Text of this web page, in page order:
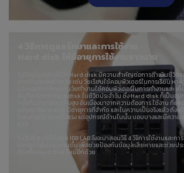
4 วิธีการดูแลรักษาและการใช้งาน
Hard disk ให้มีอายุการใช้งานยาวนาน
ในปัจจุบันกล่าวได้ว่า Hard disk มีความสำคัญต่อการดำเนินชีวิตแล
มากกับทุกเพศ ทุกวัย เช่น วัยเรียนใช้คอมพิวเตอร์ในการเรียน หาคว
ประกอบการศึกษา ในวัยทำงานใช้คอมพิวเตอร์ในการทำงานและ เ
พ้นที่จะต้องใช้ Hard disk ในชีวิตประจำวัน ซึ่ง Hard disk ก็เป็นอุ
หนึ่งที่มีราคาค่อนข้างสูง อันเนื่องมาจากความต้องการ ใช้งาน ที่แพร่
แน่นอน Hard disk มีอายุการที่จำกัด และในความเป็นจริงแล้ว ถึงแม้
ในกล่องที่มีวัสดุแข็งแรง แต่อุปกรณ์ด้านในนั้น บอบบางและมีความล
ในวันนี้ ศูนย์กู้ข้อมูล IDR LAB จึงจะมาสอนวิธี 4 วิธีการใช้งานและกา
มีอายุการใช้งานนานขึ้น เพื่อช่วยป้องกันข้อมูลเสียหายและช่วยประ
ต้องซื้อ Hard disk ใหม่อีกด้วย